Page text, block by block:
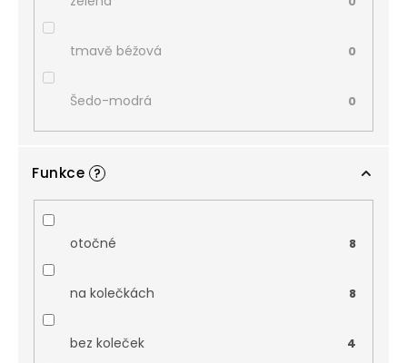
tmavě béžová 0
Šedo-modrá 0
Funkce ?
otočné 8
na kolečkách 8
bez koleček 4